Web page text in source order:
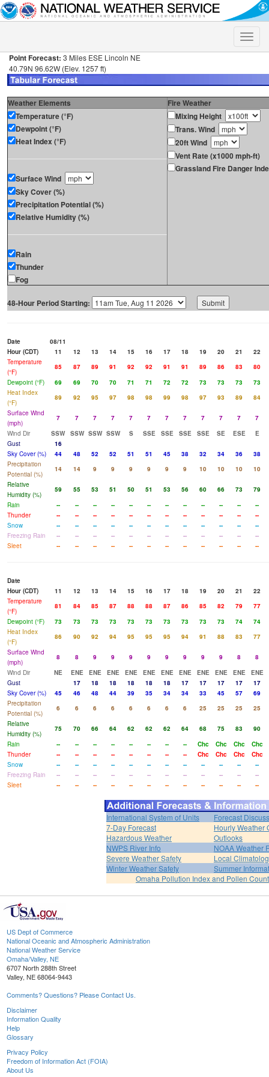
Toggle
Point Forecast: 3 Miles ESE Lincoln NE
40.79N 96.62W (Elev. 1257 ft)
Weather Elements
Fire Weather
Temperature (°F)
Dewpoint (°F)
Heat Index (°F)
Surface Wind
Sky Cover (%)
Precipitation Potential (%)
Relative Humidity (%)
Rain
Thunder
Fog
Mixing Height
Trans. Wind
20ft Wind
Vent Rate (x1000 mph-ft)
Grassland Fire Danger
48-Hour Period Starting:
Date
08/11
Hour (CDT)
11 12 13 14 15 16 17 18 19 20 21
22
Temperature
(°F)
85 87 89 91 92 92 91 91 89 86 83
80
Dewpoint (°F)
69 69 70 70 71 71 72 72 73 73 73
73
Heat Index
(°F)
89 92 95 97 98 98 99 98 97 93 89
84
Surface Wind
(mph)
7 7 7 7 7 7 7 7 7 7 7
7
Wind Dir
SSW SSW SSW SSW S SSE SSE SSE SSE SE ESE
E
Gust
16
Sky Cover (%)
44 48 52 52 51 51 45 38 32 34 36
38
Precipitation
Potential (%)
14 14 9 9 9 9 9 9 10 10 10
10
Relative
Humidity (%)
59 55 53 51 50 51 53 56 60 66 73
79
Rain
-- -- -- -- -- -- -- -- -- -- --
--
Thunder
-- -- -- -- -- -- -- -- -- -- --
--
Snow
-- -- -- -- -- -- -- -- -- -- --
--
Freezing Rain
-- -- -- -- -- -- -- -- -- -- --
--
Sleet
-- -- -- -- -- -- -- -- -- -- -- --
Date
Hour (CDT)
11 12 13 14 15 16 17 18 19 20 21
22
Temperature
(°F)
81 84 85 87 88 88 87 86 85 82 79
77
Dewpoint (°F)
73 73 73 73 73 73 73 73 73 73 74
74
Heat Index
(°F)
86 90 92 94 95 95 95 94 91 88 83
77
Surface Wind
(mph)
8 8 9 9 9 9 9 9 9 9 8
8
Wind Dir
NE ENE ENE ENE ENE ENE ENE ENE ENE ENE ENE ENE
Gust
17 18 18 18 18 18 17 17 17 17
17
Sky Cover (%)
45 46 48 44 39 35 34 34 33 45 57
69
Precipitation
Potential (%)
6 6 6 6 6 6 6 6 25 25 25
25
Relative
Humidity (%)
75 70 66 64 62 62 62 64 68 75 83
90
Rain
-- -- -- -- -- -- -- -- Chc Chc Chc
Chc
Thunder
-- -- -- -- -- -- -- -- Chc Chc Chc
Chc
Snow
-- -- -- -- -- -- -- -- -- -- --
--
Freezing Rain
-- -- -- -- -- -- -- -- -- -- --
--
Sleet
-- -- -- -- -- -- -- -- -- -- -- --
International System of Units
Forecast
7-Day Forecast
Hourly Weather
Hazardous Weather
Outlooks
NWPS River Info
NOAA Weather
Severe Weather Safety
Local
Winter Weather Safety
Summer
Omaha Pollution Index and Pollen Count
US Dept of Commerce
National Oceanic and Atmospheric Administration
National Weather Service
Omaha/Valley, NE
6707 North 288th Street
Valley, NE 68064-9443
Comments? Questions? Please Contact Us.
Disclaimer
Information Quality
Help
Glossary
Privacy Policy
Freedom of Information Act (FOIA)
About Us